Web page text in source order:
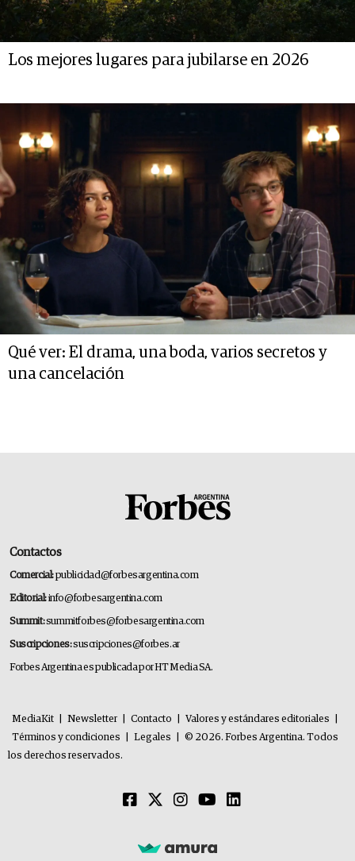
Los mejores lugares para jubilarse en 2026
Qué ver: El drama, una boda, varios secretos y
una cancelación
Contactos
Comercial:publicidad@forbesargentina.com
Editorial:info@forbesargentina.com
Summit:summitforbes@forbesargentina.com
Suscripciones:suscripciones@forbes.ar
Forbes Argentina es publicada por HT Media SA.
MediaKit Newsletter Contacto Valores y estándares editoriales
Términos y condiciones
Legales
© 2026. Forbes Argentina. Todos
los derechos reservados.